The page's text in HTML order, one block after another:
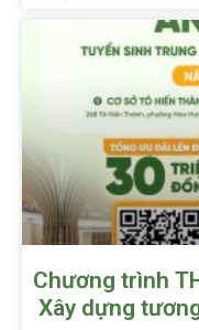
Chương trình
Xây dựng